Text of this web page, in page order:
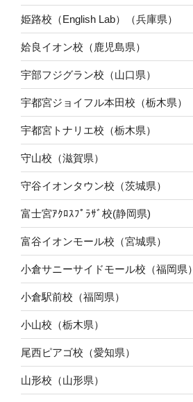
姫路校（English Lab）（兵庫県）
姶良イオン校（鹿児島県）
宇部フジグラン校（山口県）
宇都宮ジョイフル本田校（栃木県）
宇都宮トナリエ校（栃木県）
守山校（滋賀県）
守谷イオンタウン校（茨城県）
富士宮ｱｸﾛｽﾌﾟﾗｻﾞ校(静岡県)
富谷イオンモール校（宮城県）
小倉サニーサイドモール校（福岡県）
小倉駅前校（福岡県）
小山校（栃木県）
尾西ピアゴ校（愛知県）
山形校（山形県）